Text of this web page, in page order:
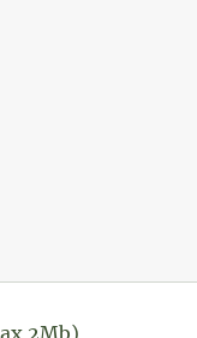
2Mb)